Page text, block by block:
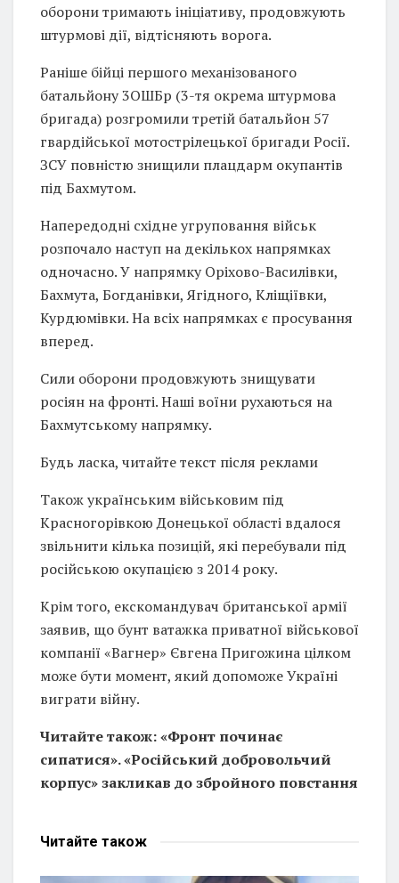
оборони тримають ініціативу, продовжують
штурмові дії, відтісняють ворога.
Раніше бійці першого механізованого
батальйону 3ОШБр (3-тя окрема штурмова
бригада) розгромили третій батальйон 57
гвардійської мотострілецької бригади Росії.
ЗСУ повністю знищили плацдарм окупантів
під Бахмутом.
Напередодні східне угруповання військ
розпочало наступ на декількох напрямках
одночасно. У напрямку Оріхово-Василівки,
Бахмута, Богданівки, Ягідного, Кліщіївки,
Курдюмівки. На всіх напрямках є просування
вперед.
Сили оборони продовжують знищувати
росіян на фронті. Наші воїни рухаються на
Бахмутському напрямку.
Будь ласка, читайте текст після реклами
Також українським військовим під
Красногорівкою Донецької області вдалося
звільнити кілька позицій, які перебували під
російською окупацією з 2014 року.
Крім того, екскомандувач британської армії
заявив, що бунт ватажка приватної військової
компанії «Вагнер» Євгена Пригожина цілком
може бути момент, який допоможе Україні
виграти війну.
Читайте також: «Фронт починає
сипатися». «Російський добровольчий
корпус» закликав до збройного повстання
Читайте також